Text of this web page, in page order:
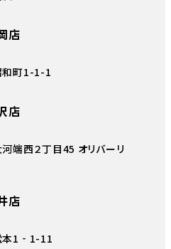
店
和町1-1-1
店
端西２丁目45 オリバーリ
店
本1‐1-11